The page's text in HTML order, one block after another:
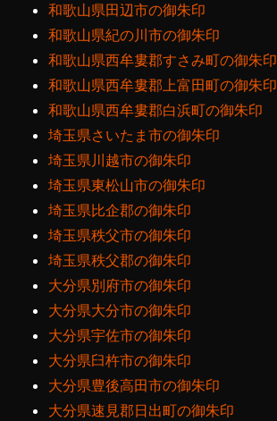
和歌山県田辺市の御朱印
和歌山県紀の川市の御朱印
和歌山県西牟婁郡すさみ町の御朱印
和歌山県西牟婁郡上富田町の御朱印
和歌山県西牟婁郡白浜町の御朱印
埼玉県さいたま市の御朱印
埼玉県川越市の御朱印
埼玉県東松山市の御朱印
埼玉県比企郡の御朱印
埼玉県秩父市の御朱印
埼玉県秩父郡の御朱印
大分県別府市の御朱印
大分県大分市の御朱印
大分県宇佐市の御朱印
大分県臼杵市の御朱印
大分県豊後高田市の御朱印
大分県速見郡日出町の御朱印